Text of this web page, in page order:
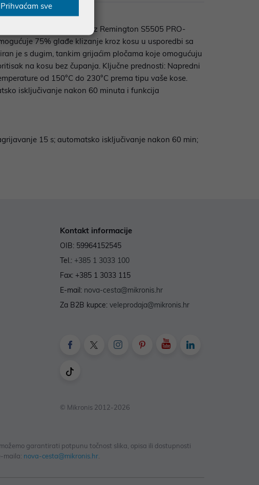
vlastitog doma uz Remington S5505 PRO-
75% glađe klizanje kroz kosu u usporedbi sa
je s dugim, tankim grijaćim pločama koje omogućuju
na kosu bez čupanja. Ključne prednosti: Napredni
od 150°C do 230°C prema tipu vaše kose.
isključivanje nakon 60 minuta i funkcija
15 s; automatsko isključivanje nakon 60 min;
Kontakt informacije
OIB: 59964152545
Tel.: +385 1 3033 100
Fax: +385 1 3033 115
E-mail: nova-cesta@mikronis.hr
Za B2B kupce: veleprodaja@mikronis.hr
© Mikronis 2012-2026
garantirati potpunu točnost slika, opisa ili dostupnosti
maila: nova-cesta@mikronis.hr.
Prihvaćam sve